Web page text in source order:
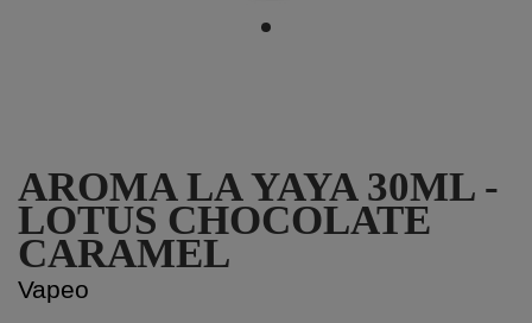
AROMA LA YAYA 30ML -
LOTUS CHOCOLATE
CARAMEL
Vapeo